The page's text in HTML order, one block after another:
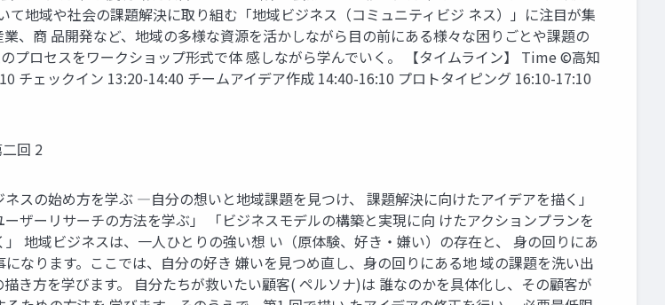
地域や社会の課題解決に取り組む「地域ビジネス（コミュニティビジ ネス）」に注目が集
、商 品開発など、地域の多様な資源を活かしながら目の前にある様々な困りごとや課題の
プロセスをワークショップ形式で体 感しながら学んでいく。 【タイムライン】 Time ©高知
チェックイン 13:20-14:40 チームアイデア作成 14:40-16:10 プロトタイピング 16:10-17:10
回 2
スの始め方を学ぶ ―自分の想いと地域課題を見つけ、 課題解決に向けたアイデアを描く」
ザーリサーチの方法を学ぶ」 「ビジネスモデルの構築と実現に向 けたアクションプランを
地域ビジネスは、一人ひとりの強い想 い（原体験、好き・嫌い）の存在と、 身の回りにあ
なります。ここでは、自分の好き 嫌いを見つめ直し、身の回りにある地 域の課題を洗い出
き方を学びます。 自分たちが救いたい顧客( ペルソナ)は 誰なのかを具体化し、その顧客が